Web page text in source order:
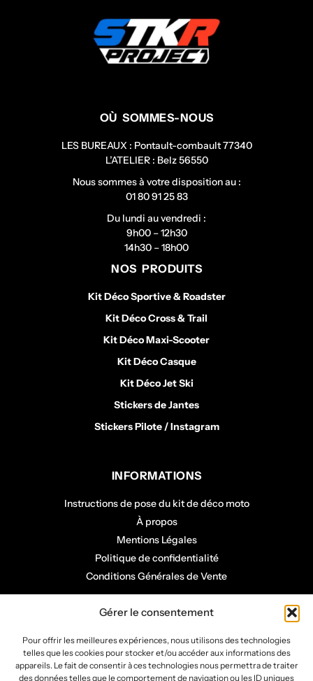
Gérer le consentement
Pour offrir les meilleures expériences, nous utilisons des technologies
telles que les cookies pour stocker et/ou accéder aux informations des
appareils. Le fait de consentir à ces technologies nous permettra de traiter
des données telles que le comportement de navigation ou les ID uniques
OÙ SOMMES-NOUS
LES BUREAUX : Pontault-combault 77340
L’ATELIER : Belz 56550
Nous sommes à votre disposition au :
01 80 91 25 83
Du lundi au vendredi :
9h00 – 12h30
14h30 – 18h00
NOS PRODUITS
Kit Déco Sportive & Roadster
Kit Déco Cross & Trail
Kit Déco Maxi-Scooter
Kit Déco Casque
Kit Déco Jet Ski
Stickers de Jantes
Stickers Pilote / Instagram
INFORMATIONS
Instructions de pose du kit de déco moto
À propos
Mentions Légales
Politique de confidentialité
Conditions Générales de Vente
COMPTE CLIENT
Mon panier
Mon compte
Mes commandes